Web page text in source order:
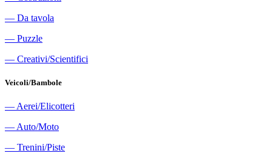
― Da tavola
― Puzzle
― Creativi/Scientifici
Veicoli/Bambole
― Aerei/Elicotteri
― Auto/Moto
― Trenini/Piste